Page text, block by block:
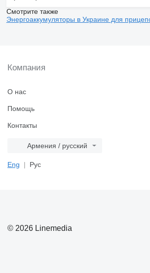
Смотрите также
Энергоаккумуляторы в Украине для
Компания
О нас
Помощь
Контакты
Армения / русский
Eng Рус
© 2026 Linemedia